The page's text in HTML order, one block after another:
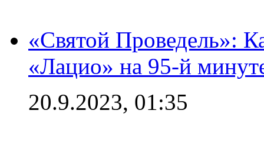
«Святой Проведель»:
«Лацио» на 95-й
20.9.2023, 01:35